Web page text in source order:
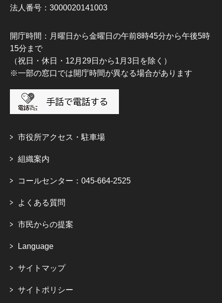
法人番号：3000020141003
開庁時間：月曜日から金曜日の午前8時45分から午後5時
15分まで
（祝日・休日・12月29日から1月3日を除く）
※一部の窓口では開庁時間が異なる場合があります
市役所アクセス・駐車場
組織案内
コールセンター：045-664-2525
よくある質問
市民からの提案
Language
サイトマップ
サイトポリシー